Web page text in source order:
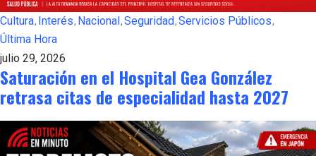
Cultura Interés Nacional Seguridad Servicios Públicos
Última Hora
julio 29, 2026
Saturación en el Hospital Gea González
retrasa citas de especialidad hasta 2027